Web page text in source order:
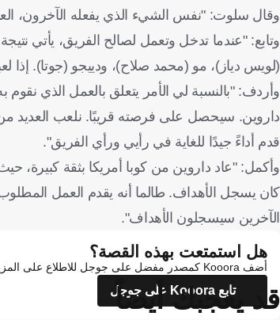
وقال سلوت: "نفس الشيء الذي يفعله الآخرون،
وتابع: "عندما تدخل وتعمل لصالح الفريق، يأتي
(لويس دياز)، مو (محمد صلاح)، ودييجو (جوتا).
وأردف: "بالنسبة لي الأمر يتعلق بالعمل الذي
داروين. سيحصل على فرصته قريبًا. نلعب العديد من
قدم أداءً جيدًا للغاية في رأيي ورأي الفريق".
وأكمل: "عاد داروين من كوبا أمريكا بثقة كبيرة،
الآخرين سيسجلون الأهداف".
هل استمتعت بهذه القصة؟
أضف Kooora كمصدر مفضل على جوجل للاطلاع على المزيد من تقاريرنا
تابع Kooora على جوجل
قد يعجبك أيضاً